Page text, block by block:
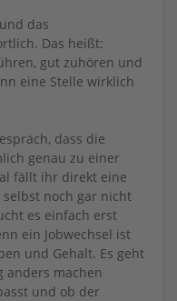
und das
Das heißt:
gut zuhören und
eine Stelle wirklich
dass die
genau zu einer
fällt ihr direkt eine
selbst noch gar nicht
es einfach erst
ein Jobwechsel ist
und Gehalt. Es geht
anders machen
und ob der